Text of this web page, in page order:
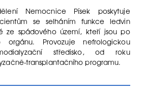
Nemocnice Písek poskytuje
se selháním funkce ledvin
spádového území, kteří jsou po
orgánu. Provozuje nefrologickou
středisko, od roku
transplantačního programu.